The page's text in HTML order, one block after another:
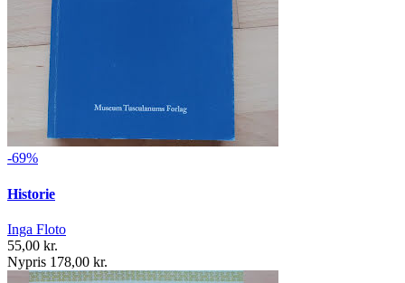
-69%
Historie
Inga Floto
55,00 kr.
Nypris 178,00 kr.